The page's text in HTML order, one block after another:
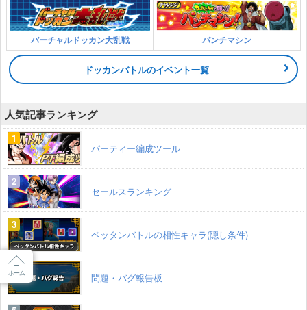
バーチャルドッカン大乱戦 パンチマシン
ドッカンバトルのイベント一覧
人気記事ランキング
パーティー編成ツール
セールスランキング
ペッタンバトルの相性キャラ(隠し条件)
問題・バグ報告板
ホーム